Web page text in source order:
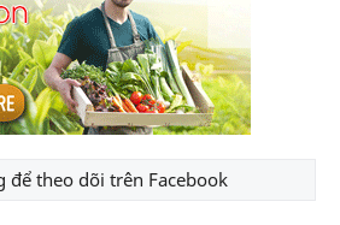
để theo dõi trên Facebook